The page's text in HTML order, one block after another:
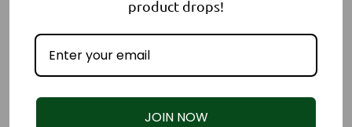
product drops!
JOIN NOW